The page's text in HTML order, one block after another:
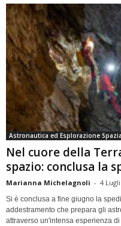
Astronautica ed Esplorazione
Nel cuore della
spazio: conclusa la
Marianna Michelagnoli - 4
Si è conclusa a fine giugno la
addestramento che prepara gli
attraverso un'intensa esperienza